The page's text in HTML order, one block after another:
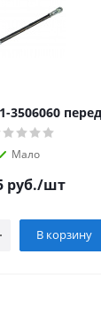
3506060
Мало
руб./шт
В корзину